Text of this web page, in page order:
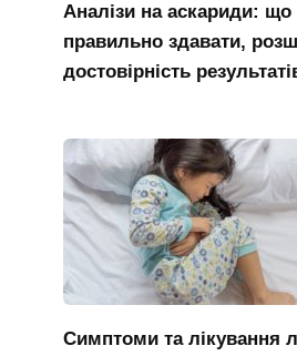
Аналізи на аскариди: що
правильно здавати,
достовірність
Симптоми та лікування